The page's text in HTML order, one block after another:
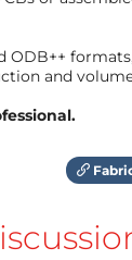
ODB++
and